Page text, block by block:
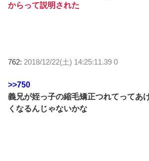
からって説明された
762: 2018/12/22(土) 14:25:11.39 0
>>750
義兄が姪っ子の縮毛矯正つれてってあ
くなるんじゃないかな